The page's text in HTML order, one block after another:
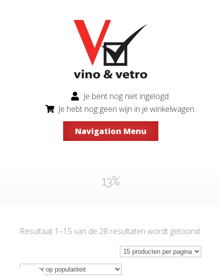
Je bent nog niet ingelogd.
Je hebt nog geen wijn in je winkelwagen.
Navigation Menu
13%
Resultaat 1–15 van de 28 resultaten wordt getoond
op